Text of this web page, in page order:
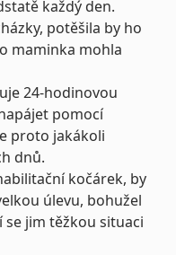
každý den.
potěšila by ho
maminka mohla
24-hodinovou
pomocí
proto jakákoli
dnů.
kočárek, by
úlevu, bohužel
jim těžkou situaci